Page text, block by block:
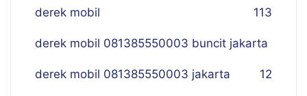
derek mobil 113
derek mobil 081385550003 buncit jakarta
12
derek mobil 081385550003 jakarta